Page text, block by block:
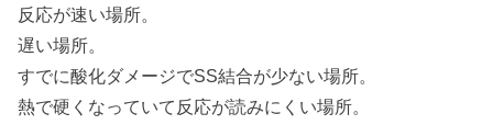
反応が速い場所。
遅い場所。
すでに酸化ダメージでSS結合が少ない場所。
熱で硬くなっていて反応が読みにくい場所。